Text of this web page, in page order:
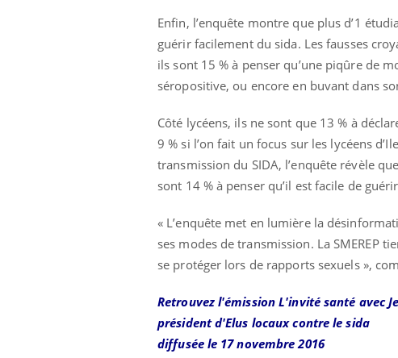
Enfin, l’enquête montre que plus d’1
guérir facilement du sida. Les fausses
ils sont 15 % à penser qu’une piqûre de
séropositive, ou encore en buvant dans
Côté lycéens, ils ne sont que 13 % à
9 % si l’on fait un focus sur les lycéens
transmission du SIDA, l’enquête révèle
sont 14 % à penser qu’il est facile de
« L’enquête met en lumière la
ses modes de transmission. La SMEREP
se protéger lors de rapports sexuels »,
Retrouvez l'émission L'invité santé avec
président d'Elus locaux contre le sida
diffusée le 17 novembre 2016